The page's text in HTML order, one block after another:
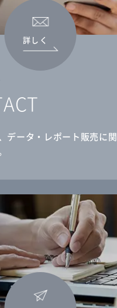
データ・レポート販売に関
詳しく